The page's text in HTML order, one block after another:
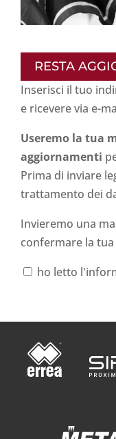
RESTA
Inserisci il tuo
e ricevere via e-
Useremo la tua
aggiornamenti
Prima di inviare
trattamento dei
Invieremo una
confermare la
ho letto